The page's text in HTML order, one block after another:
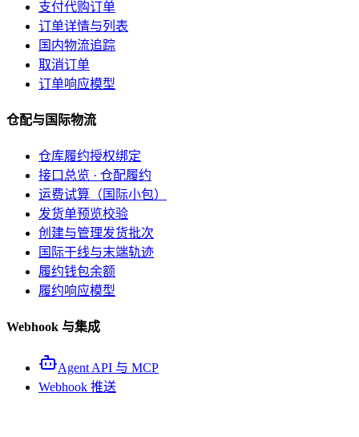
支付代购订单
订单详情与列表
国内物流追踪
取消订单
订单响应模型
仓配与国际物流
仓库履约授权绑定
接口总览 · 仓配履约
运费试算（国际小包）
发货单预览校验
创建与管理发货批次
国际干线与末端轨迹
履约钱包余额
履约响应模型
Webhook 与集成
Agent API 与 MCP
Webhook 推送